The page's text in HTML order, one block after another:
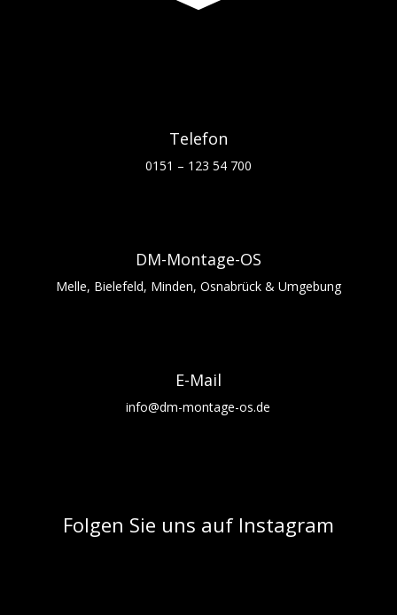
Telefon
0151 – 123 54 700
DM-Montage-OS
Melle, Bielefeld, Minden, Osnabrück & Umgebung
E-Mail
info@dm-montage-os.de
Folgen Sie uns auf Instagram